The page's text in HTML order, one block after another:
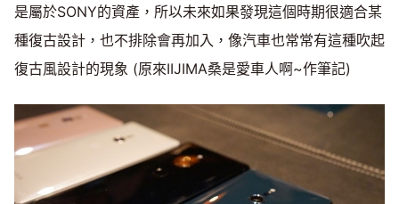
是屬於SONY的資產，所以未來如果發現這個時期很適合某
種復古設計，也不排除會再加入，像汽車也常常有這種吹起
復古風設計的現象 (原來IIJIMA桑是愛車人啊~作筆記)